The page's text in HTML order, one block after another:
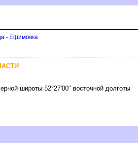
- Ефимовка
широты 52°27′00″ восточной долготы